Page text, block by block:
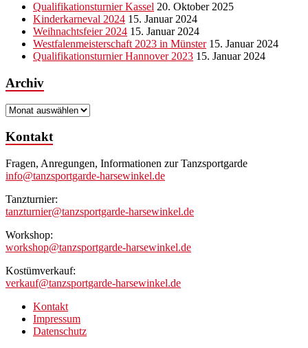
Qualifikationsturnier Kassel 20. Oktober 2025
Kinderkarneval 2024 15. Januar 2024
Weihnachtsfeier 2024 15. Januar 2024
Westfalenmeisterschaft 2023 in Münster 15. Januar 2024
Qualifikationsturnier Hannover 2023 15. Januar 2024
Archiv
Archiv
Kontakt
Fragen, Anregungen, Informationen zur Tanzsportgarde
info@tanzsportgarde-harsewinkel.de
Tanzturnier:
tanzturnier@tanzsportgarde-harsewinkel.de
Workshop:
workshop@tanzsportgarde-harsewinkel.de
Kostümverkauf:
verkauf@tanzsportgarde-harsewinkel.de
Kontakt
Impressum
Datenschutz